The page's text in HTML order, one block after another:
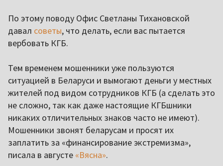
По этому поводу Офис Светланы Тихановской
давал советы, что делать, если вас пытается
вербовать КГБ.
Тем временем мошенники уже пользуются
ситуацией в Беларуси и вымогают деньги у местных
жителей под видом сотрудников КГБ (а сделать это
не сложно, так как даже настоящие КГБшники
никаких отличительных знаков часто не имеют).
Мошенники звонят беларусам и просят их
заплатить за «финансирование экстремизма»,
писала в августе «Вясна».